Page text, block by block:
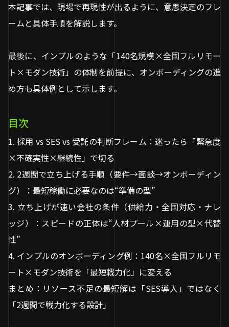
本記事では、現場で再現性が出るように、意思決定のフレ
ームと具体手順を解説します。
最後に、インプルのような「140名規模×全国フルリモー
ト×モダン技術」の体制を前提に、オンボーディングの進
め方も具体例として示します。
目次
1. 採用 vs SES vs 受託の判断フレーム：迷ったら「緊急度
×不確実性×継続性」で切る
2. 2週間で立ち上げる手順（要件→面談→オンボーディン
グ）：最短稼働に必要なのは“準備の型”
3. 立ち上げが速い会社の条件（供給力・全国対応・ナレ
ッジ）：スピードの正体は“人材プール×運用の型×代替
性”
4. インプルのオンボーディング例：140名×全国フルリモ
ート×モダン技術を「最短戦力化」に変える
まとめ：リソース不足の最短解は「SES導入」ではなく
「2週間で戦力化する設計」